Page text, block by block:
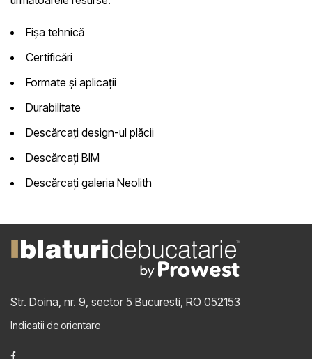
Fișa tehnică
Certificări
Formate și aplicații
Durabilitate
Descărcați design-ul plăcii
Descărcați BIM
Descărcați galeria Neolith
Str. Doina, nr. 9, sector 5 Bucuresti, RO 052153
Indicatii de orientare